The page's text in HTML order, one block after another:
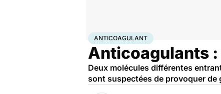
AccueilSantéAnticoagulant
ANTICOAGULANT
Anticoagulants
Deux molécules différentes
sont suspectées de provoquer de